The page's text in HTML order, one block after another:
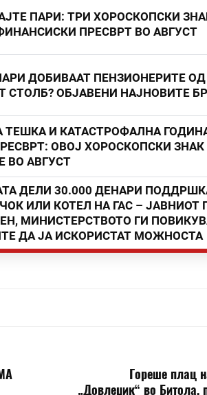
ПАРИ: ТРИ ХОРОСКОПСКИ
ПРЕСВРТ ВО АВГУСТ
ДОБИВААТ ПЕНЗИОНЕРИТЕ ОД
СТОЛБ? ОБЈАВЕНИ НАЈНОВИТЕ
ТЕШКА И КАТАСТРОФАЛНА
ОВОЈ ХОРОСКОПСКИ ЗНАК
ВО АВГУСТ
ДЕЛИ 30.000 ДЕНАРИ
ИЛИ КОТЕЛ НА ГАС – ЈАВНИОТ
МИНИСТЕРСТВОТО ГИ
ДА ЈА ИСКОРИСТАТ МОЖНОСТА
Гореше плац
„Довлеџик“ во Битола,